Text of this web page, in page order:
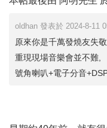
oldhan 發表於 2024-8-11
原來你是千萬發燒友失敬
重現現場音樂會並不難,
號角喇叭+電子分音